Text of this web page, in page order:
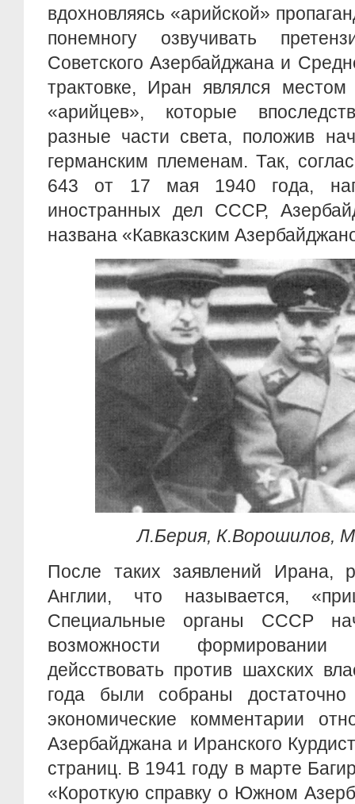
вдохновляясь «арийской»
понемногу озвучивать
Советского Азербайджана и
трактовке, Иран являлся местом
«арийцев», которые
разные части света, положив
германским племенам. Так,
643 от 17 мая 1940 года,
иностранных дел СССР,
названа «Кавказским
Л.Берия, К.Ворошилов,
После таких заявлений Ирана,
Англии, что называется,
Специальные органы СССР
возможности
дейсствовать против шахских
года были собраны
экономические комментарии
Азербайджана и Иранского
страниц. В 1941 году в марте
«Короткую справку о Южном